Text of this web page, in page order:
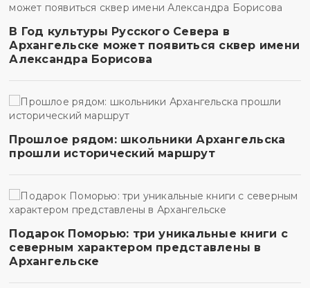
В Год культуры Русского Севера в
Архангельске может появиться сквер имени
Александра Борисова
Прошлое рядом: школьники Архангельска
прошли исторический маршрут
Подарок Поморью: три уникальные книги с
северным характером представлены в
Архангельске